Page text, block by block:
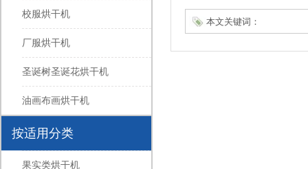
校服烘干机
厂服烘干机
圣诞树圣诞花烘干机
油画布画烘干机
按适用分类
果实类烘干机
本文关键词：